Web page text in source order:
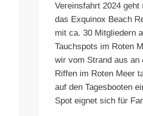
Vereinsfahrt 2024 geht
das Exquinox Beach
mit ca. 30 Mitgliedern
Tauchspots im Roten
wir vom Strand aus an
Riffen im Roten Meer
auf den Tagesbooten
Spot eignet sich für